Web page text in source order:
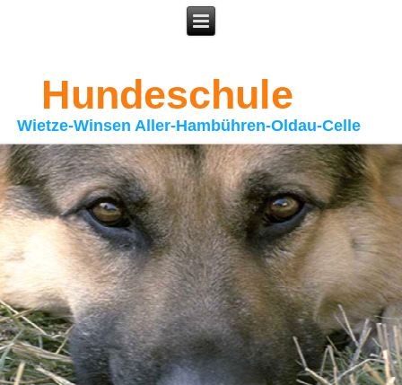
Hundeschule
Wietze-Winsen Aller-Hambühren-Oldau-Celle